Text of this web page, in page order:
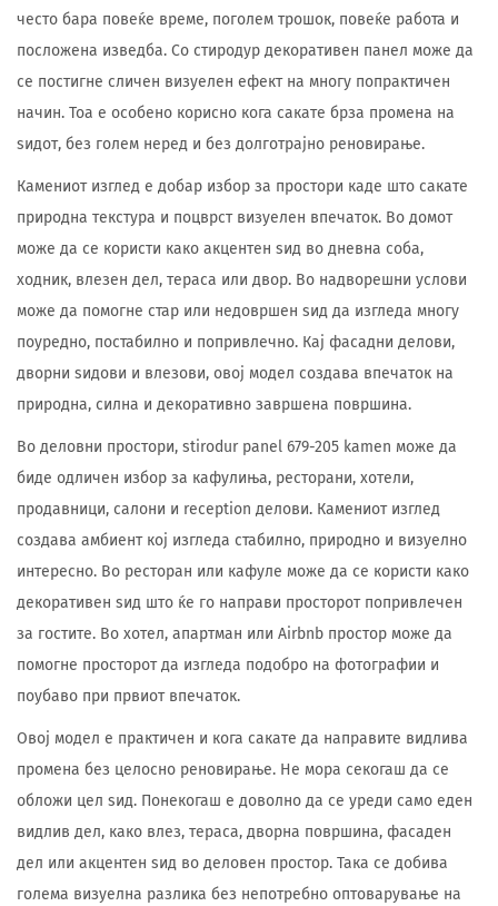
често бара повеќе време, поголем трошок, повеќе работа и
посложена изведба. Со стиродур декоративен панел може да
се постигне сличен визуелен ефект на многу попрактичен
начин. Тоа е особено корисно кога сакате брза промена на
ѕидот, без голем неред и без долготрајно реновирање.
Камениот изглед е добар избор за простори каде што сакате
природна текстура и поцврст визуелен впечаток. Во домот
може да се користи како акцентен ѕид во дневна соба,
ходник, влезен дел, тераса или двор. Во надворешни услови
може да помогне стар или недовршен ѕид да изгледа многу
поуредно, постабилно и попривлечно. Кај фасадни делови,
дворни ѕидови и влезови, овој модел создава впечаток на
природна, силна и декоративно завршена површина.
Во деловни простори, stirodur panel 679-205 kamen може да
биде одличен избор за кафулиња, ресторани, хотели,
продавници, салони и reception делови. Камениот изглед
создава амбиент кој изгледа стабилно, природно и визуелно
интересно. Во ресторан или кафуле може да се користи како
декоративен ѕид што ќе го направи просторот попривлечен
за гостите. Во хотел, апартман или Airbnb простор може да
помогне просторот да изгледа подобро на фотографии и
поубаво при првиот впечаток.
Овој модел е практичен и кога сакате да направите видлива
промена без целосно реновирање. Не мора секогаш да се
обложи цел ѕид. Понекогаш е доволно да се уреди само еден
видлив дел, како влез, тераса, дворна површина, фасаден
дел или акцентен ѕид во деловен простор. Така се добива
голема визуелна разлика без непотребно оптоварување на